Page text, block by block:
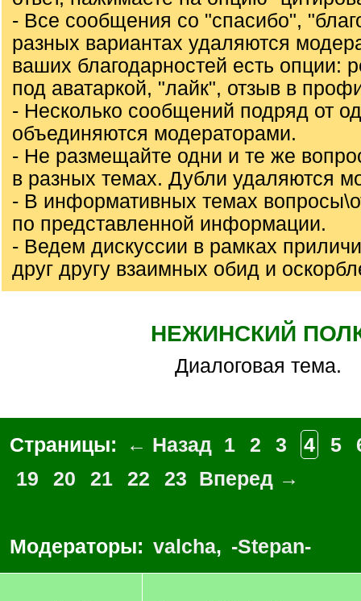
- Все сообщения со "спасибо",
разных вариантах удаляются
ваших благодарностей есть опции:
под аватаркой, "лайк", отзыв в
- Несколько сообщений подряд от
объединяются модераторами.
- Не размещайте одни и те же
в разных темах. Дубли удаляются
- В информативных темах
по представленной информации.
- Ведем дискуссии в рамках
друг другу взаимных обид и
НЕЖИНСКИЙ
Диалоговая тема.
Страницы: ← Назад 1 2 3 4 5
19
20 21 22 23 Вперед →
Модераторы: valcha, -Stepan-